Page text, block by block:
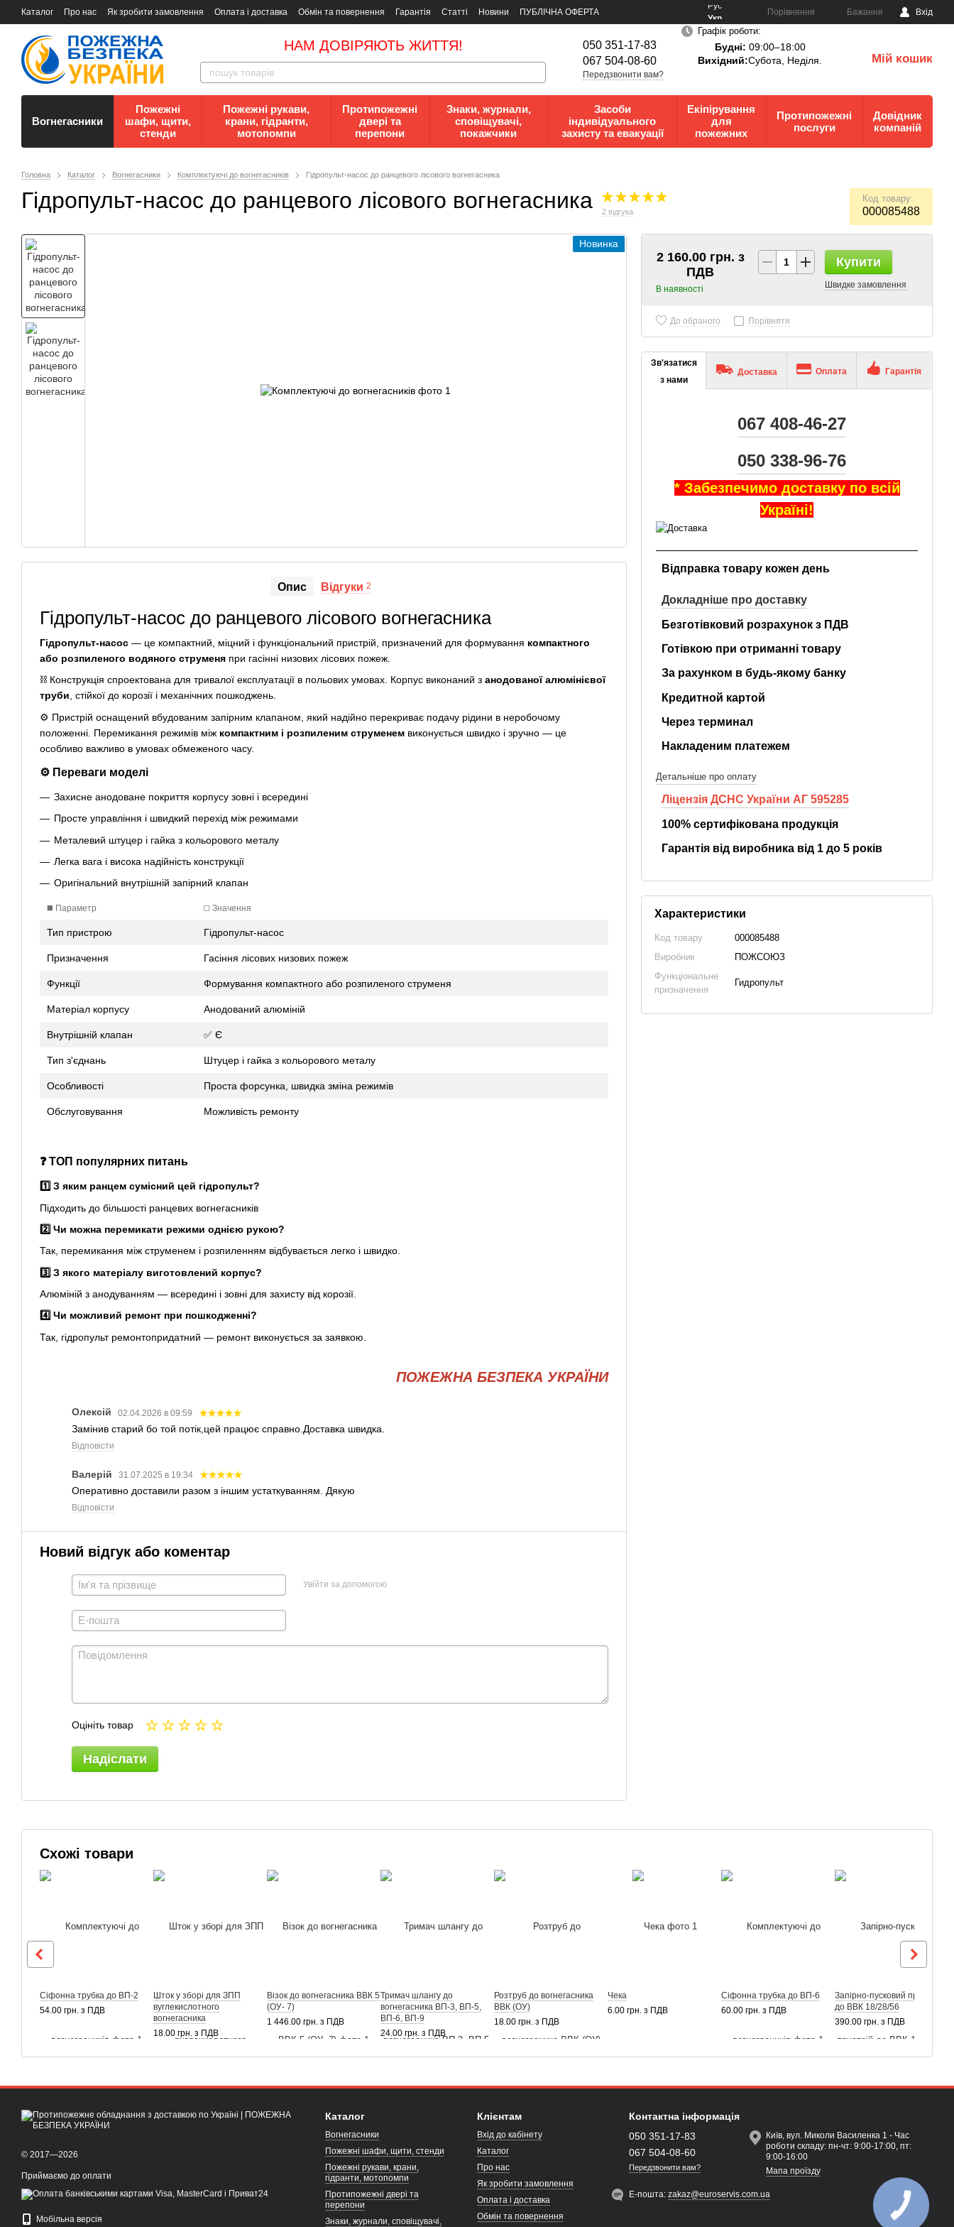
Каталог Про нас Як зробити замовлення Оплата і доставка Обмін та повернення Гарантія Статті Новини
ПУБЛІЧНА ОФЕРТА
Документи
Контакти Документи з пожежної безпеки
Рус
Укр
Порівняння Бажання Вхід
НАМ ДОВІРЯЮТЬ ЖИТТЯ!
050 351-17-83
067 504-08-60
Передзвонити вам?
Графік роботи:
Будні: 09:00–18:00
Вихідний:Субота, Неділя. Мій кошик
Вогнегасники
Пожежні
шафи, щити,
стенди
Пожежні рукави,
крани, гідранти,
мотопомпи
Протипожежні
двері та
перепони
Знаки, журнали,
сповіщувачі,
покажчики
Засоби
індивідуального
захисту та евакуації
Екіпірування
для
пожежних
Протипожежні
послуги
Довідник
компаній
Головна Каталог Вогнегасники Комплектуючі до вогнегасників Гідропульт-насос до ранцевого лісового вогнегасника
Гідропульт-насос до ранцевого лісового вогнегасника 2 відгука
Код товару:
000085488
Новинка
Опис Відгуки 2
Гідропульт-насос до ранцевого лісового вогнегасника
Гідропульт-насос — це компактний, міцний і функціональний пристрій, призначений для формування компактного
або розпиленого водяного струменя при гасінні низових лісових пожеж.
⛓️ Конструкція спроектована для тривалої експлуатації в польових умовах. Корпус виконаний з анодованої алюмінієвої
труби, стійкої до корозії і механічних пошкоджень.
⚙️ Пристрій оснащений вбудованим запірним клапаном, який надійно перекриває подачу рідини в неробочому
положенні. Перемикання режимів між компактним і розпиленим струменем виконується швидко і зручно — це
особливо важливо в умовах обмеженого часу.
⚙️ Переваги моделі
Захисне анодоване покриття корпусу зовні і всередині
Просте управління і швидкий перехід між режимами
Металевий штуцер і гайка з кольорового металу
Легка вага і висока надійність конструкції
Оригінальний внутрішній запірний клапан
◼️ Параметр ◻️ Значення
Тип пристрою Гідропульт-насос
Призначення Гасіння лісових низових пожеж
Функції Формування компактного або розпиленого струменя
Матеріал корпусу Анодований алюміній
Внутрішній клапан ✅ Є
Тип з'єднань Штуцер і гайка з кольорового металу
Особливості Проста форсунка, швидка зміна режимів
Обслуговування Можливість ремонту
❓ ТОП популярних питань
1️⃣ З яким ранцем сумісний цей гідропульт?
Підходить до більшості ранцевих вогнегасників
2️⃣ Чи можна перемикати режими однією рукою?
Так, перемикання між струменем і розпиленням відбувається легко і швидко.
3️⃣ З якого матеріалу виготовлений корпус?
Алюміній з анодуванням — всередині і зовні для захисту від корозії.
4️⃣ Чи можливий ремонт при пошкодженні?
Так, гідропульт ремонтопридатний — ремонт виконується за заявкою.
ПОЖЕЖНА БЕЗПЕКА УКРАЇНИ
Олексій 02.04.2026 в 09:59
Замінив старий бо той потік,цей працює справно.Доставка швидка.
Відповісти
Валерій 31.07.2025 в 19:34
Оперативно доставили разом з іншим устаткуванням. Дякую
Відповісти
Новий відгук або коментар
Увійти за допомогою
Оцініть товар
Надіслати
2 160.00 грн. з
ПДВ
В наявності
Купити
Швидке замовлення
До обраного Порівняти
Зв'язатися
з нами
Доставка Оплата Гарантія
067 408-46-27
050 338-96-76
* Забезпечимо доставку по всій
Україні!
Відправка товару кожен день
Докладніше про доставку
Безготівковий розрахунок з ПДВ
Готівкою при отриманні товару
За рахунком в будь-якому банку
Кредитной картой
Через терминал
Накладеним платежем
Детальніше про оплату
Ліцензія ДСНС України АГ 595285
100% сертифікована продукція
Гарантія від виробника від 1 до 5 років
Характеристики
Код товару
000085488
Виробник
ПОЖСОЮЗ
Функціональне
призначення
Гидропульт
Схожі товари
Сіфонна трубка до ВП-2
54.00 грн. з ПДВ
Шток у зборі для ЗПП
вуглекислотного
вогнегасника
18.00 грн. з ПДВ
Візок до вогнегасника ВВК 5
(ОУ- 7)
1 446.00 грн. з ПДВ
Тримач шлангу до
вогнегасника ВП-3, ВП-5,
ВП-6, ВП-9
24.00 грн. з ПДВ
Розтруб до вогнегасника
ВВК (ОУ)
18.00 грн. з ПДВ
Чека
6.00 грн. з ПДВ
Сіфонна трубка до ВП-6
60.00 грн. з ПДВ
Запірно-пусковий пристрій
до ВВК 18/28/56
390.00 грн. з ПДВ
© 2017—2026
Приймаємо до оплати
Мобільна версія
Каталог
Вогнегасники
Пожежні шафи, щити, стенди
Пожежні рукави, крани,
гідранти, мотопомпи
Протипожежні двері та
перепони
Знаки, журнали, сповіщувачі,
Клієнтам
Вхід до кабінету
Каталог
Про нас
Як зробити замовлення
Оплата і доставка
Обмін та повернення
Контактна інформація
050 351-17-83
067 504-08-60
Передзвонити вам?
Київ, вул. Миколи Василенка 1 - Час
роботи складу: пн-чт: 9:00-17:00, пт:
9:00-16:00
Мапа проїзду
Е-пошта:zakaz@euroservis.com.ua